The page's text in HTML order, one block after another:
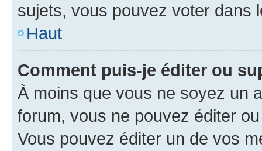
sujets, vous pouvez voter dans
Haut
Comment puis-je éditer ou
À moins que vous ne soyez un
forum, vous ne pouvez éditer
Vous pouvez éditer un de vos